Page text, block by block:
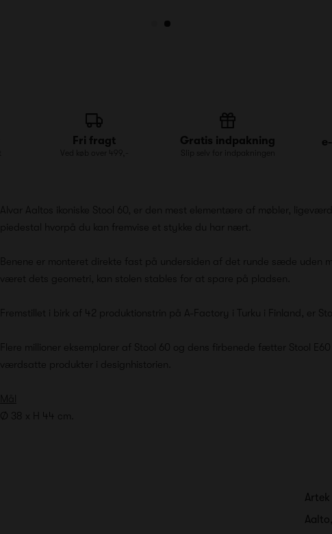
Fri fragt
Ved køb over 499,-
Gratis indpakning
Slip selv for indpakningen
Alvar Aaltos ikoniske Stool 60, er den mest elementære af møbler,
piedestal hvorpå du kan fremvise et stykke du har nært.
Benene er monteret direkte fast på undersiden af det runde sæde uden
været dets geometri, kan stolen stables for at spare på pladsen.
Fremstillet i birk af 42 produktionstrin på A-Factory i Turku i Finland, er
Flere millioner eksemplarer af Stool 60 og dens firbenede fætter Stool
værdsatte produkter i designhistorien.
Ø 38 x H 44 cm.